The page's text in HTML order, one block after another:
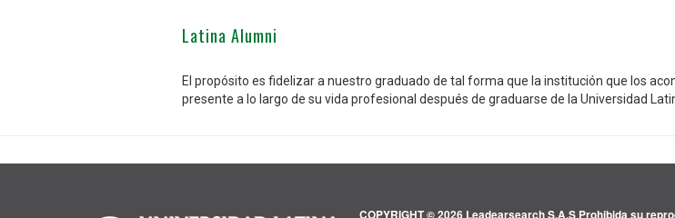
Latina Alumni
El propósito es fidelizar a nuestro graduado de tal forma que la institución que los
presente a lo largo de su vida profesional después de graduarse de la Universidad
COPYRIGHT © 2026 Leadearsearch S.A.S Prohibida su